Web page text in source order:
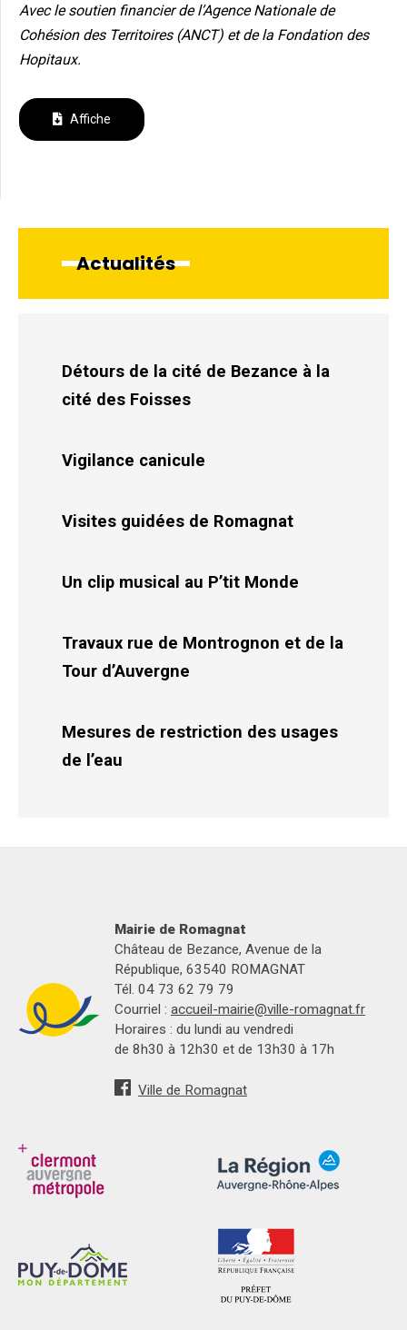
Avec le soutien financier de l’Agence Nationale de
Cohésion des Territoires (ANCT) et de la Fondation des
Hopitaux.
Affiche
Actualités
Détours de la cité de Bezance à la
cité des Foisses
Vigilance canicule
Visites guidées de Romagnat
Un clip musical au P’tit Monde
Travaux rue de Montrognon et de la
Tour d’Auvergne
Mesures de restriction des usages
de l’eau
Mairie de Romagnat
Château de Bezance, Avenue de la
République, 63540 ROMAGNAT
Tél. 04 73 62 79 79
Courriel : accueil-mairie@ville-romagnat.fr
Horaires : du lundi au vendredi
de 8h30 à 12h30 et de 13h30 à 17h
Ville de Romagnat